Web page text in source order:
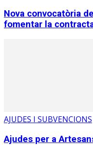
Nova convocatòria
fomentar la
AJUDES I SUBVENCIONS
Ajudes per a